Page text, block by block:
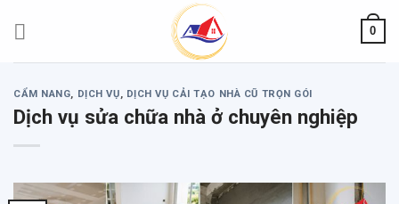
0
CẨM NANG, DỊCH VỤ, DỊCH VỤ CẢI TẠO NHÀ CŨ TRỌN GÓI
Dịch vụ sửa chữa nhà ở chuyên nghiệp